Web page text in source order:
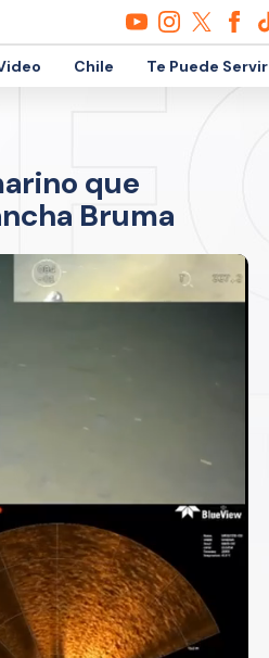
Chile Te Puede Servir
que
Bruma